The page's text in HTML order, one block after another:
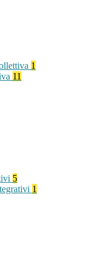
1
11
5
1